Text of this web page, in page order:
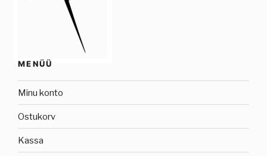
MENÜÜ
Minu konto
Ostukorv
Kassa